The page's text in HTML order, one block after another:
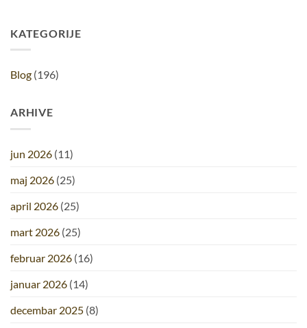
KATEGORIJE
Blog (196)
ARHIVE
jun 2026 (11)
maj 2026 (25)
april 2026 (25)
mart 2026 (25)
februar 2026 (16)
januar 2026 (14)
decembar 2025 (8)